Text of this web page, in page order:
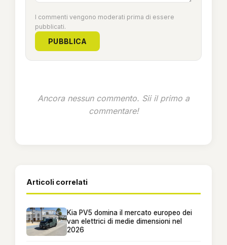
I commenti vengono moderati prima di essere
pubblicati.
PUBBLICA
Ancora nessun commento. Sii il primo a
commentare!
Articoli correlati
Kia PV5 domina il mercato europeo dei
van elettrici di medie dimensioni nel
2026